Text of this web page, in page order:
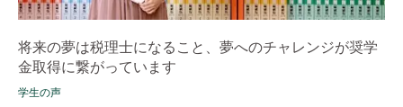
将来の夢は税理士になること、夢へのチャレンジが奨学
金取得に繋がっています
学生の声